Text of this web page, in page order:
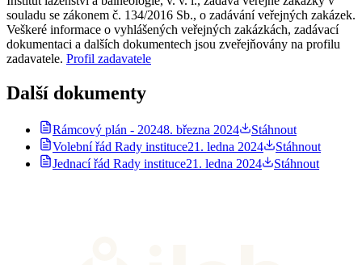
souladu se zákonem č. 134/2016 Sb., o zadávání veřejných zakázek.
Veškeré informace o vyhlášených veřejných zakázkách, zadávací
dokumentaci a dalších dokumentech jsou zveřejňovány na profilu
zadavatele. Profil zadavatele
Další dokumenty
Rámcový plán - 20248. března 2024
Stáhnout
Volební řád Rady instituce21. ledna 2024
Stáhnout
Jednací řád Rady instituce21. ledna 2024 Stáhnout